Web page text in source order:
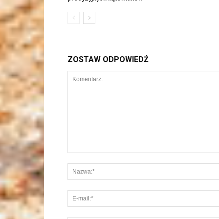
ZOSTAW ODPOWIEDŹ